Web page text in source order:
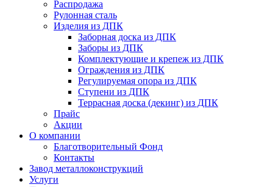
Распродажа
Рулонная сталь
Изделия из ДПК
Заборная доска из ДПК
Заборы из ДПК
Комплектующие и крепеж из ДПК
Ограждения из ДПК
Регулируемая опора из ДПК
Ступени из ДПК
Террасная доска (декинг) из ДПК
Прайс
Акции
О компании
Благотворительный Фонд
Контакты
Завод металлоконструкций
Услуги